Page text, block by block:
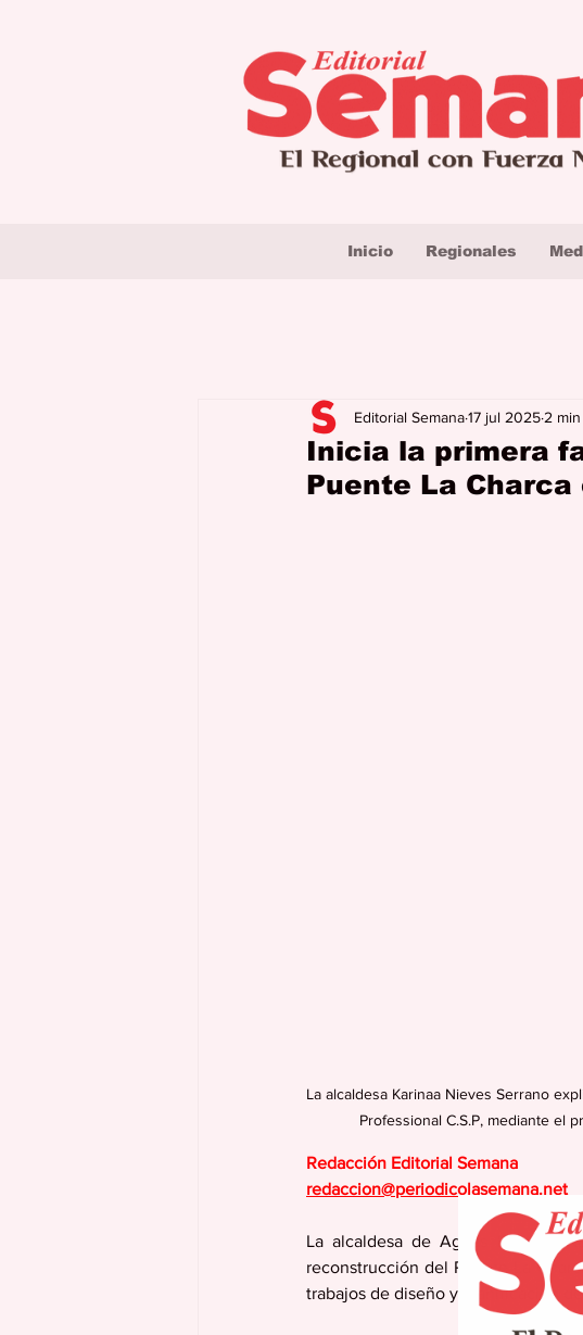
Inicio Regionales
Inicia la primera
Puente La Charca
Editorial Semana17 jul 2025 2
La alcaldesa Karinaa Nieves Serrano
Professional C.S.P, mediante el
Redacción Editorial Semana
redaccion@periodicolasemana.net
La alcaldesa de Aguas Buenas,
reconstrucción del Puente La
trabajos de diseño y planificación de